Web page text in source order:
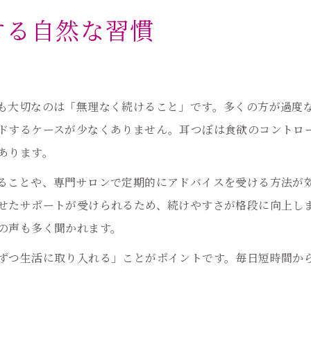
耳つぼダイエットでリバウンド防止の秘訣
耳つぼ実践者が心掛ける日々の工夫
耳つぼと自律神経の安定で得られる効果
理せず続く健康生活の耳つぼ習慣とは
耳つぼで無理なく健康生活を送る方法
習慣化しやすい耳つぼダイエットのコツ
耳つぼ習慣が食欲コントロールに役立つ理由
毎日続ける耳つぼ刺激のメリット
自然な習慣
切なのは「無理なく続けること」です。多くの方が過度
るケースが少なくありません。耳つぼは食欲のコント
ます。
とや、専門サロンで定期的にアドバイスを受ける方法
サポートが受けられるため、続けやすさが格段に向上し
も多く聞かれます。
生活に取り入れる」ことがポイントです。毎日短時間か